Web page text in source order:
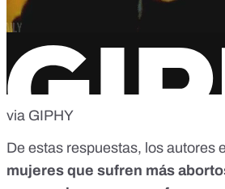
via GIPHY
De estas respuestas, los autores
mujeres que sufren más